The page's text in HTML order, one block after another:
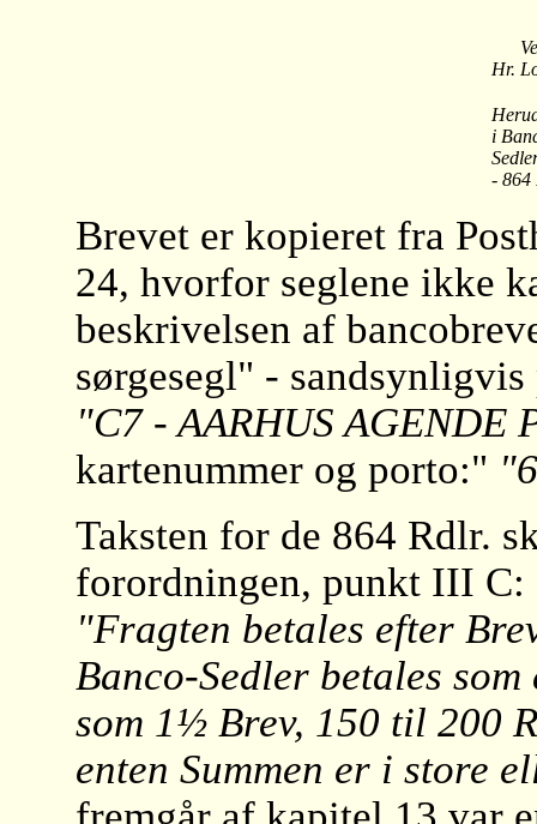
Hr.
i
- 864
Brevet er kopieret fra
24, hvorfor seglene ikke
beskrivelsen af
sørgesegl" -
"C7 - AARHUS AGENDE
kartenummer og porto:"
Taksten for de 864 Rdlr.
forordningen, punkt III C:
"Fragten betales efter
Banco-Sedler betales
som 1½ Brev, 150 til 200
enten Summen er i store